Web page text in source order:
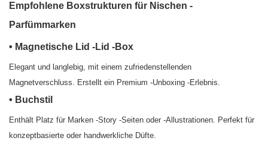
Empfohlene Boxstrukturen für Nischen -
Parfümmarken
• Magnetische Lid -Lid -Box
Elegant und langlebig, mit einem zufriedenstellenden
Magnetverschluss. Erstellt ein Premium -Unboxing -Erlebnis.
• Buchstil
Enthält Platz für Marken -Story -Seiten oder -Allustrationen. Perfekt für
konzeptbasierte oder handwerkliche Düfte.